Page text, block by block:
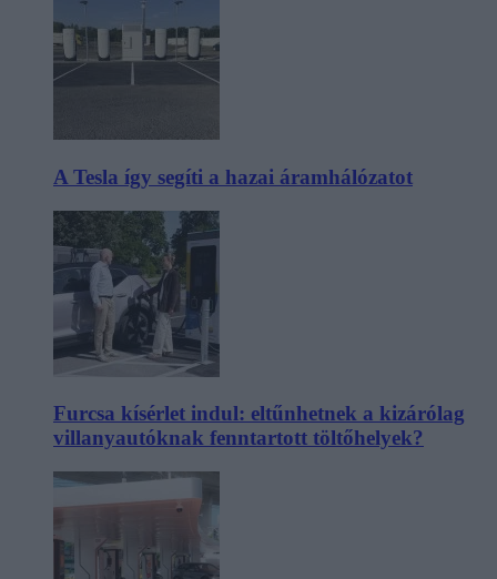
A Tesla így segíti a hazai áramhálózatot
Furcsa kísérlet indul: eltűnhetnek a kizárólag
villanyautóknak fenntartott töltőhelyek?